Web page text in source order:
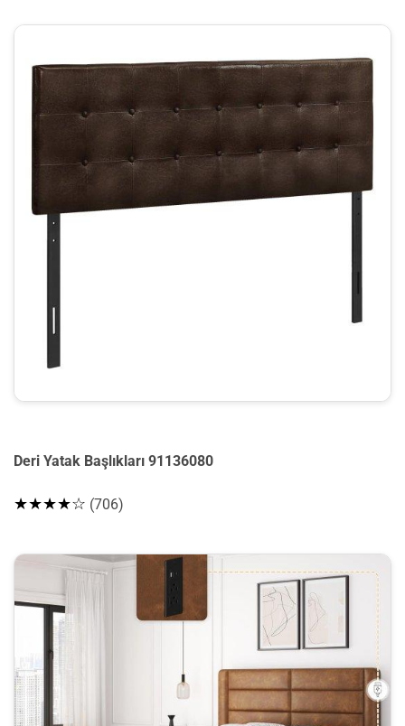
Deri Yatak Başlıkları 91136080
★★★★☆ (706)